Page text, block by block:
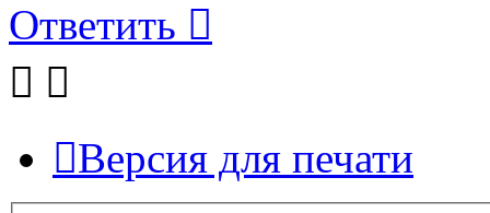
Ответить
Версия для печати